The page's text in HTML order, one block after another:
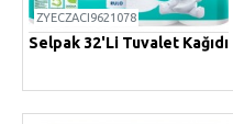
ZYECZACI9621078
Selpak 32'li Tuvalet Kağıdı